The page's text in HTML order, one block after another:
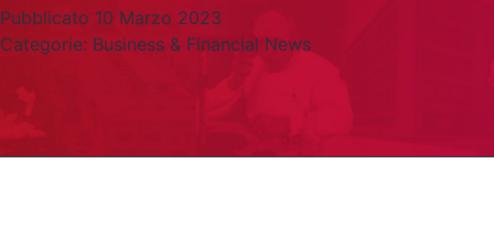
Pubblicato 10 Marzo 2023
Categorie: Business & Financial News